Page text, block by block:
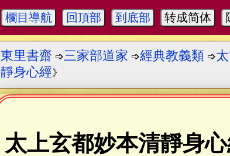
欄目導航 回頂部 到底部 转成简体
東里書齋 ➩三家部道家 ➩經典教義類 ➩
靜身心經》
太上玄都妙本清靜身